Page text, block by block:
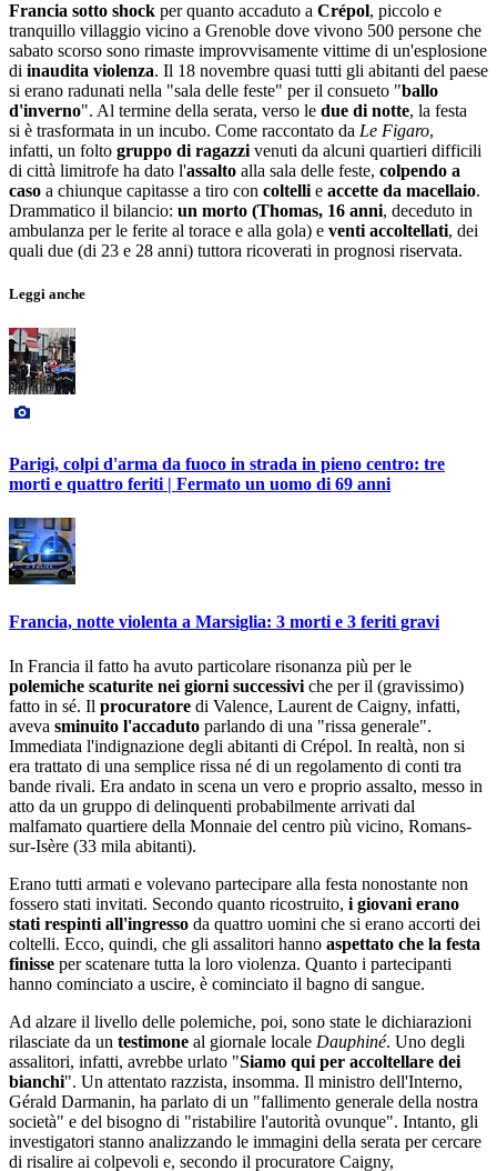
Francia sotto shock per quanto accaduto a Crépol, piccolo e
tranquillo villaggio vicino a Grenoble dove vivono 500 persone che
sabato scorso sono rimaste improvvisamente vittime di un'esplosione
di inaudita violenza. Il 18 novembre quasi tutti gli abitanti del paese
si erano radunati nella "sala delle feste" per il consueto "ballo
d'inverno". Al termine della serata, verso le due di notte, la festa
si è trasformata in un incubo. Come raccontato da Le Figaro,
infatti, un folto gruppo di ragazzi venuti da alcuni quartieri difficili
di città limitrofe ha dato l'assalto alla sala delle feste, colpendo a
caso a chiunque capitasse a tiro con coltelli e accette da macellaio.
Drammatico il bilancio: un morto (Thomas, 16 anni, deceduto in
ambulanza per le ferite al torace e alla gola) e venti accoltellati, dei
quali due (di 23 e 28 anni) tuttora ricoverati in prognosi riservata.
Leggi anche
Parigi, colpi d'arma da fuoco in strada in pieno centro: tre
morti e quattro feriti | Fermato un uomo di 69 anni
Francia, notte violenta a Marsiglia: 3 morti e 3 feriti gravi
In Francia il fatto ha avuto particolare risonanza più per le
polemiche scaturite nei giorni successivi che per il (gravissimo)
fatto in sé. Il procuratore di Valence, Laurent de Caigny, infatti,
aveva sminuito l'accaduto parlando di una "rissa generale".
Immediata l'indignazione degli abitanti di Crépol. In realtà, non si
era trattato di una semplice rissa né di un regolamento di conti tra
bande rivali. Era andato in scena un vero e proprio assalto, messo in
atto da un gruppo di delinquenti probabilmente arrivati dal
malfamato quartiere della Monnaie del centro più vicino, Romans-
sur-Isère (33 mila abitanti).
Erano tutti armati e volevano partecipare alla festa nonostante non
fossero stati invitati. Secondo quanto ricostruito, i giovani erano
stati respinti all'ingresso da quattro uomini che si erano accorti dei
coltelli. Ecco, quindi, che gli assalitori hanno aspettato che la festa
finisse per scatenare tutta la loro violenza. Quanto i partecipanti
hanno cominciato a uscire, è cominciato il bagno di sangue.
Ad alzare il livello delle polemiche, poi, sono state le dichiarazioni
rilasciate da un testimone al giornale locale Dauphiné. Uno degli
assalitori, infatti, avrebbe urlato "Siamo qui per accoltellare dei
bianchi". Un attentato razzista, insomma. Il ministro dell'Interno,
Gérald Darmanin, ha parlato di un "fallimento generale della nostra
società" e del bisogno di "ristabilire l'autorità ovunque". Intanto, gli
investigatori stanno analizzando le immagini della serata per cercare
di risalire ai colpevoli e, secondo il procuratore Caigny,